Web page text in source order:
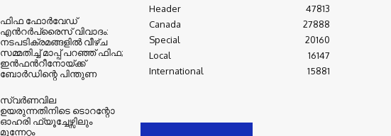
ഫിഫ ഫോർവേഡ്
എൻറർപ്രൈസ് വിവാദം:
നടപടിക്രമങ്ങളിൽ വീഴ്ച
സമ്മതിച്ച് മാപ്പ് പറഞ്ഞ് ഫിഫ;
ഇൻഫൻറീനോയ്ക്ക്
ബോർഡിന്റെ പിന്തുണ
സ്വർണവില
ഉയരുന്നതിനിടെ ടൊറന്റോ
ഓഹരി ഫ്യൂച്ചേഴ്സിലും
മുന്നേറ്റം
Header
47813
Canada
27888
Special
20160
Local
16147
International
15881